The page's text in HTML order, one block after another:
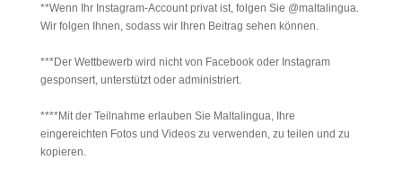
**Wenn Ihr Instagram-Account privat ist, folgen Sie @maltalingua.
Wir folgen Ihnen, sodass wir Ihren Beitrag sehen können.
***Der Wettbewerb wird nicht von Facebook oder Instagram
gesponsert, unterstützt oder administriert.
****Mit der Teilnahme erlauben Sie Maltalingua, Ihre
eingereichten Fotos und Videos zu verwenden, zu teilen und zu
kopieren.